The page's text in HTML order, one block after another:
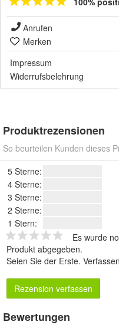
Anrufen
Merken
Impressum
Widerrufsbelehrung
Produktrezensionen
So beurteilen Kunden dieses
5 Sterne:
4 Sterne:
3 Sterne:
2 Sterne:
1 Stern:
Es wurde
Produkt abgegeben.
Seien Sie der Erste.
Rezension verfassen
Bewertungen